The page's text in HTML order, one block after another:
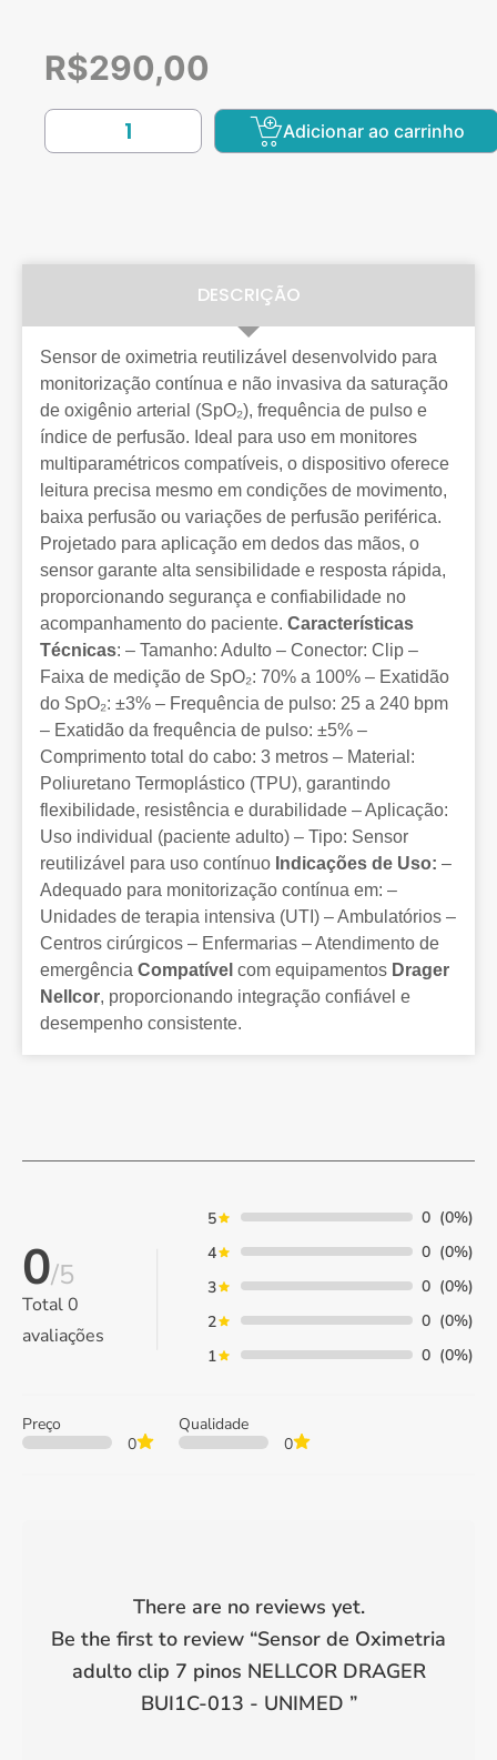
R$290,00
Adicionar ao carrinho
DESCRIÇÃO
Sensor de oximetria reutilizável desenvolvido para
monitorização contínua e não invasiva da saturação
de oxigênio arterial (SpO₂), frequência de pulso e
índice de perfusão. Ideal para uso em monitores
multiparamétricos compatíveis, o dispositivo oferece
leitura precisa mesmo em condições de movimento,
baixa perfusão ou variações de perfusão periférica.
Projetado para aplicação em dedos das mãos, o
sensor garante alta sensibilidade e resposta rápida,
proporcionando segurança e confiabilidade no
acompanhamento do paciente. Características
Técnicas: – Tamanho: Adulto – Conector: Clip –
Faixa de medição de SpO₂: 70% a 100% – Exatidão
do SpO₂: ±3% – Frequência de pulso: 25 a 240 bpm
– Exatidão da frequência de pulso: ±5% –
Comprimento total do cabo: 3 metros – Material:
Poliuretano Termoplástico (TPU), garantindo
flexibilidade, resistência e durabilidade – Aplicação:
Uso individual (paciente adulto) – Tipo: Sensor
reutilizável para uso contínuo Indicações de Uso: –
Adequado para monitorização contínua em: –
Unidades de terapia intensiva (UTI) – Ambulatórios –
Centros cirúrgicos – Enfermarias – Atendimento de
emergência Compatível com equipamentos Drager
Nellcor, proporcionando integração confiável e
desempenho consistente.
0/5
Total0
avaliações
5 0 (0%)
4
0 (0%)
3
0 (0%)
2
0 (0%)
1
0 (0%)
Preço
0
Qualidade
0
There are no reviews yet.
Be the first to review “Sensor de Oximetria
adulto clip 7 pinos NELLCOR DRAGER
BUI1C-013 - UNIMED ”